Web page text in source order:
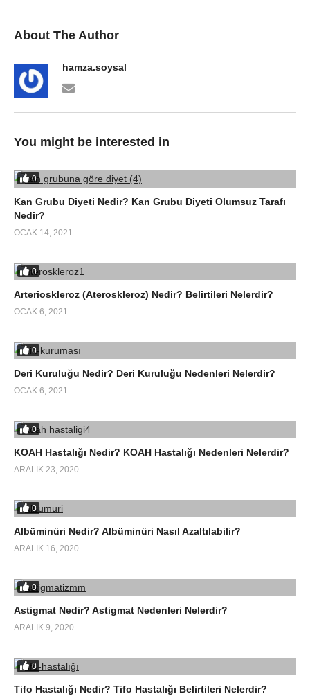
About The Author
hamza.soysal
You might be interested in
0
Kan Grubu Diyeti Nedir? Kan Grubu Diyeti Olumsuz Tarafı
Nedir?
OCAK 14, 2021
0
Arterioskleroz (Ateroskleroz) Nedir? Belirtileri Nelerdir?
OCAK 6, 2021
0
Deri Kuruluğu Nedir? Deri Kuruluğu Nedenleri Nelerdir?
OCAK 6, 2021
0
KOAH Hastalığı Nedir? KOAH Hastalığı Nedenleri Nelerdir?
ARALIK 23, 2020
0
Albüminüri Nedir? Albüminüri Nasıl Azaltılabilir?
ARALIK 16, 2020
0
Astigmat Nedir? Astigmat Nedenleri Nelerdir?
ARALIK 9, 2020
0
Tifo Hastalığı Nedir? Tifo Hastalığı Belirtileri Nelerdir?